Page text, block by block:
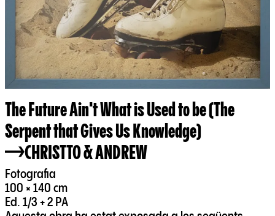
The Future Ain't What is Used to be (The
Serpent that Gives Us Knowledge)
CHRISTTO & ANDREW
Fotografia
100 × 140 cm
Ed. 1/3 + 2 PA